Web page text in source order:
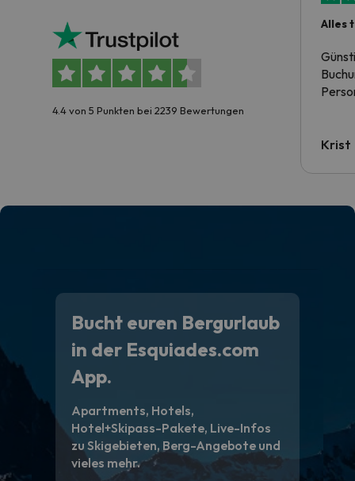
4.4 von 5 Punkten bei 2239 Bewertungen
Alles
Krist
Bucht euren Bergurlaub
in der Esquiades.com
App.
Apartments, Hotels,
Hotel+Skipass-Pakete, Live-Infos
zu Skigebieten, Berg-Angebote und
vieles mehr.